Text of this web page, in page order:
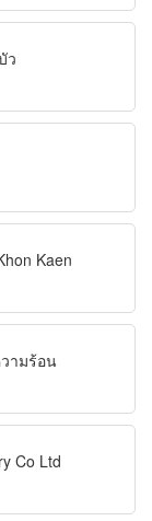
ว
Kaen
ามร้อน
Co Ltd